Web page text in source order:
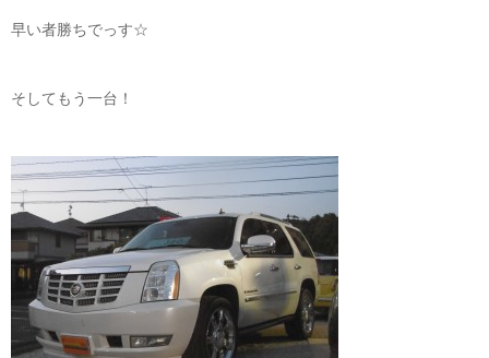
早い者勝ちでっす☆
そしてもう一台！